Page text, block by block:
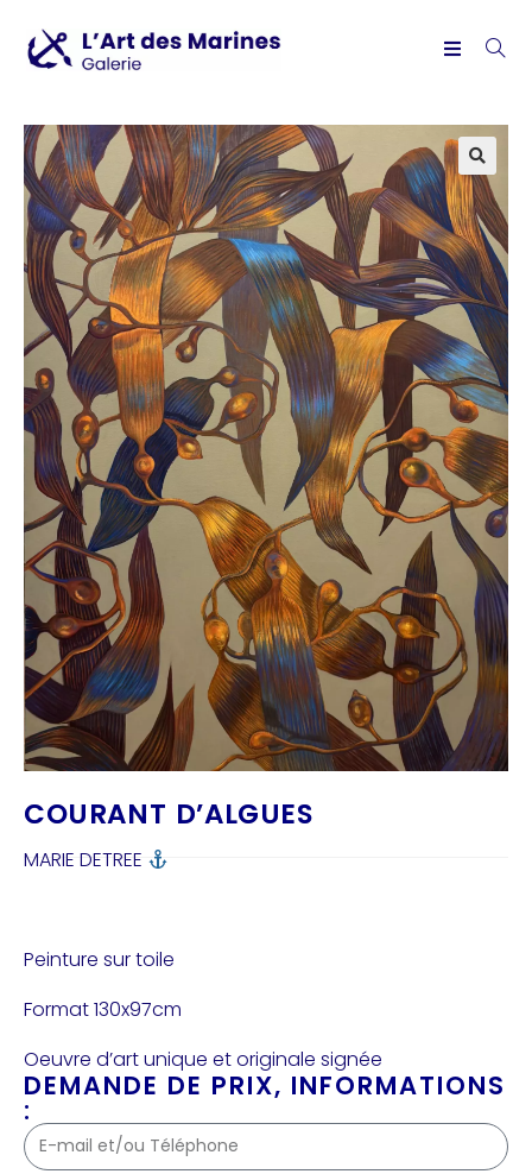
COURANT D’ALGUES
MARIE DETREE
Peinture sur toile
Format 130x97cm
Oeuvre d’art unique et originale signée
DEMANDE DE PRIX, INFORMATIONS
: